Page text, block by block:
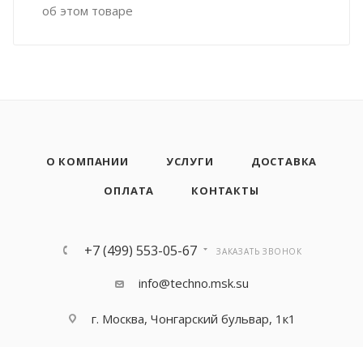
об этом товаре
О КОМПАНИИ УСЛУГИ
ДОСТАВКА
ОПЛАТА
КОНТАКТЫ
+7 (499) 553-05-67 ЗАКАЗАТЬ ЗВОНОК
info@techno.msk.su
г. Москва, Чонгарский бульвар, 1к1